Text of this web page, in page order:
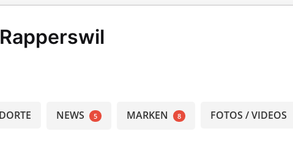
NEWS 5 MARKEN 8 FOTOS / VIDEOS